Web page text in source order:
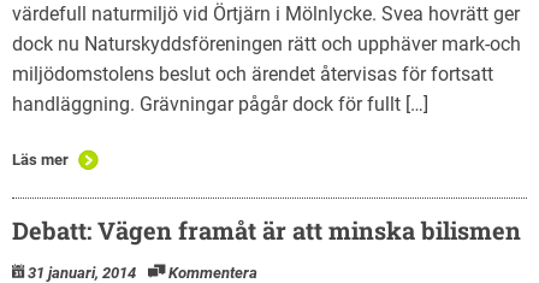
värdefull naturmiljö vid Örtjärn i Mölnlycke. Svea hovrätt ger
dock nu Naturskyddsföreningen rätt och upphäver mark-och
miljödomstolens beslut och ärendet återvisas för fortsatt
handläggning. Grävningar pågår dock för fullt […]
Läs mer
Debatt: Vägen framåt är att minska bilismen
31 januari, 2014 Kommentera